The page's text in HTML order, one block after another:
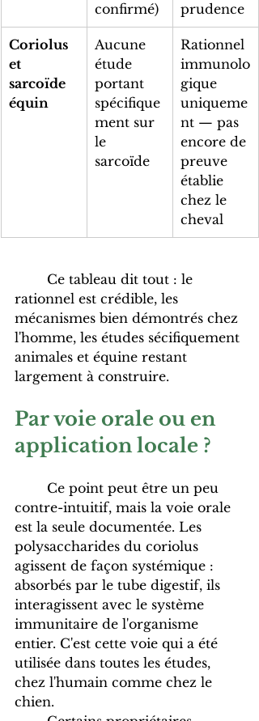
confirmé)
prudence
Coriolus
et
sarcoïde
équin
Aucune
étude
portant
spécifique
ment sur
le
sarcoïde
Rationnel
immunolo
gique
uniqueme
nt — pas
encore de
preuve
établie
chez le
cheval
rationnel est crédible, les
mécanismes bien démontrés chez
l'homme, les études sécifiquement
animales et équine restant
largement à construire.
Par voie orale ou en
application locale ?
contre-intuitif, mais la voie orale
est la seule documentée. Les
polysaccharides du coriolus
agissent de façon systémique :
absorbés par le tube digestif, ils
interagissent avec le système
immunitaire de l'organisme
entier. C'est cette voie qui a été
utilisée dans toutes les études,
chez l'humain comme chez le
chien.